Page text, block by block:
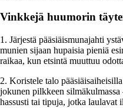
Vinkkejä huumorin
1. Järjestä pääsiäismunajahti
munien sijaan hupaisia pieniä
raikaa, kun etsintä muuttuu
2. Koristele talo
jokunen pilkkeen
hassusti tai tipuja, jotka laulavat